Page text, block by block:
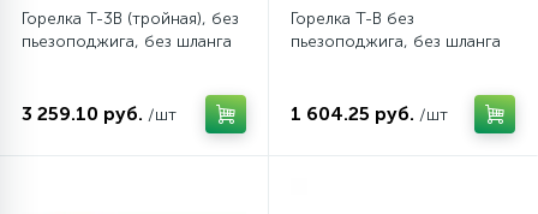
Таходатчики
ТЭНы (нагревательные элементы)
Горелка Т-3B (тройная), без
пьезоподжига, без шланга
3 259.10 руб. /шт
Горелка T-В без
пьезоподжига, без шланга
1 604.25 руб. /шт